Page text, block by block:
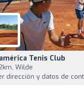
Tenis Club
Wilde
dirección y datos de